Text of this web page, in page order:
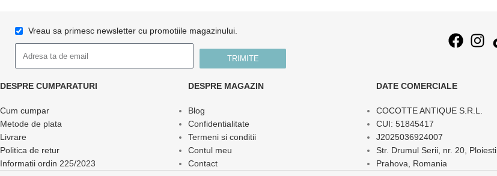
Vreau sa primesc newsletter cu promotiile magazinului.
TRIMITE
DESPRE CUMPARATURI
Cum cumpar
Metode de plata
Livrare
Politica de retur
Informatii ordin 225/2023
DESPRE MAGAZIN
Blog
Confidentialitate
Termeni si conditii
Contul meu
Contact
DATE COMERCIALE
COCOTTE ANTIQUE S.R.L.
CUI: 51845417
J2025036924007
Str. Drumul Serii, nr. 20, Ploiesti
Prahova, Romania